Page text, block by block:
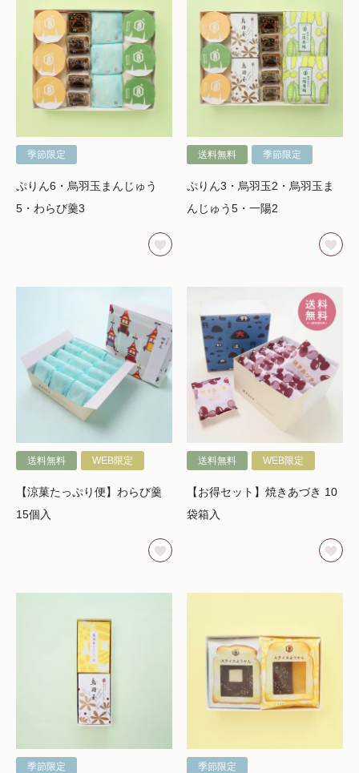
季節限定
ぷりん6・烏羽玉まんじゅう
5・わらび羹3
送料無料 季節限定
ぷりん3・烏羽玉2・烏羽玉ま
んじゅう5・一陽2
送料無料 WEB限定
【涼菓たっぷり便】わらび羹
15個入
送料無料 WEB限定
【お得セット】焼きあづき 10
袋箱入
季節限定 季節限定